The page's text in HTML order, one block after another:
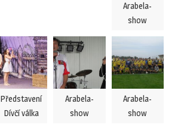
Arabela-
show
Představení
Dívčí válka
Arabela-
show
Arabela-
show